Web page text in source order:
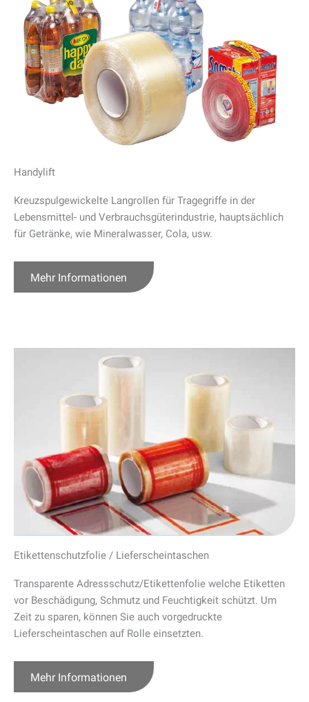
Handylift
Kreuzspulgewickelte Langrollen für Tragegriffe in der
Lebensmittel- und Verbrauchsgüterindustrie, hauptsächlich
für Getränke, wie Mineralwasser, Cola, usw.
Mehr Informationen
Etikettenschutzfolie / Lieferscheintaschen
Transparente Adressschutz/Etikettenfolie welche Etiketten
vor Beschädigung, Schmutz und Feuchtigkeit schützt. Um
Zeit zu sparen, können Sie auch vorgedruckte
Lieferscheintaschen auf Rolle einsetzten.
Mehr Informationen